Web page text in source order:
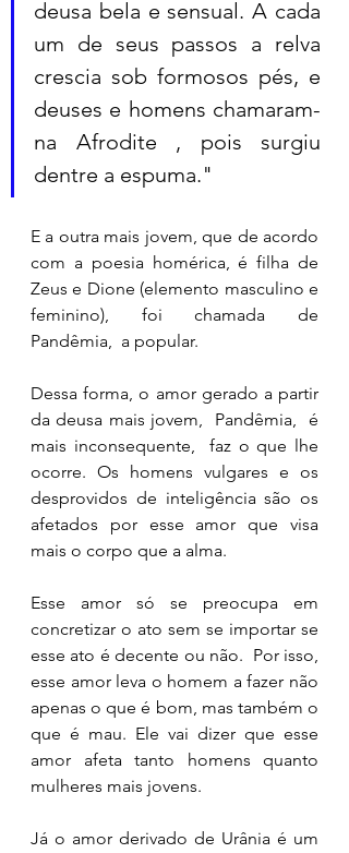
deusa bela e sensual. A cada
um de seus passos a relva
crescia sob formosos pés, e
deuses e homens chamaram-
na Afrodite , pois surgiu
dentre a espuma."
E a outra mais jovem, que de acordo
com a poesia homérica, é filha de
Zeus e Dione (elemento masculino e
feminino), foi chamada de
Pandêmia,  a popular.
Dessa forma, o amor gerado a partir
da deusa mais jovem,  Pandêmia,  é
mais inconsequente,  faz o que lhe
ocorre. Os homens vulgares e os
desprovidos de inteligência são os
afetados por esse amor que visa
mais o corpo que a alma.
Esse amor só se preocupa em
concretizar o ato sem se importar se
esse ato é decente ou não.  Por isso,
esse amor leva o homem a fazer não
apenas o que é bom, mas também o
que é mau. Ele vai dizer que esse
amor afeta tanto homens quanto
mulheres mais jovens.
Já o amor derivado de Urânia é um